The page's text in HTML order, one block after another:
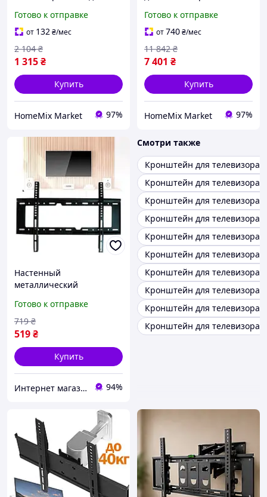
настенный черный PT003
Готово к отправке
от 132₴/мес
1 315₴
2 104 ₴
Купить
HomeMix Market 97%
кг для ЖК и плазмы
черный
Готово к отправке
от740₴/мес
7 401 ₴
11 842 ₴
Купить
HomeMix Market 97%
Настенный
металлический
телевизора 32-70 дюймов
/ Фиксированное
крепление для плазмы с
нагрузкой до 40 кг
Готово к отправке
519₴
719 ₴
Купить
Интернет магазин Slando 94%
Смотри также
Кронштейн для телевизора
Кронштейн для телевизора
Кронштейн для телевизора
Кронштейн для телевизора
Кронштейн для телевизора
Кронштейн для телевизора
Кронштейн для телевизора
Кронштейн для телевизора
Кронштейн для телевизора
Кронштейн для телевизора